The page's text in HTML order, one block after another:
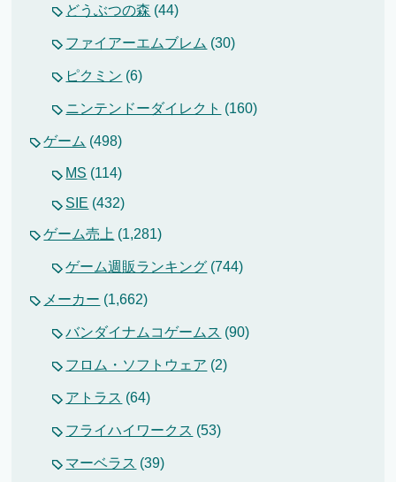
どうぶつの森 (44)
ファイアーエムブレム (30)
ピクミン (6)
ニンテンドーダイレクト (160)
ゲーム (498)
MS (114)
SIE (432)
ゲーム売上 (1,281)
ゲーム週販ランキング (744)
メーカー (1,662)
バンダイナムコゲームス (90)
フロム・ソフトウェア (2)
アトラス (64)
フライハイワークス (53)
マーベラス (39)